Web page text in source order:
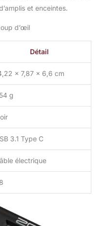
et enceintes.
d’œil
Détail
x 7,87 x 6,6 cm
g
3.1 Type C
électrique